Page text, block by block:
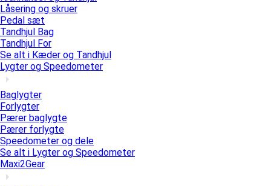
Låsering og skruer
Pedal sæt
Tandhjul Bag
Tandhjul For
Se alt i Kæder og Tandhjul
Lygter og Speedometer
Baglygter
Forlygter
Pærer baglygte
Pærer forlygte
Speedometer og dele
Se alt i Lygter og Speedometer
Maxi2Gear